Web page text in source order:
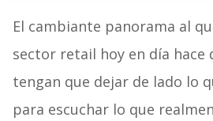
El cambiante panorama al
sector retail hoy en día hace
tengan que dejar de lado lo
para escuchar lo que